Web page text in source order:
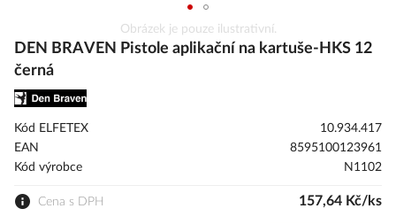
na
začátek
s
Obrázek je pouze ilustrativní.
DEN BRAVEN Pistole aplikační na kartuše-HKS 12
černá
Kód ELFETEX
10.934.417
EAN
8595100123961
Kód výrobce
N1102
Cena s DPH 157,64 Kč/ks